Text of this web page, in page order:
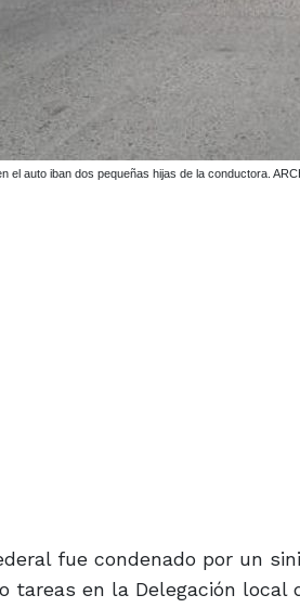
el auto iban dos pequeñas hijas de la conductora.
fue condenado por un
tareas en la Delegación